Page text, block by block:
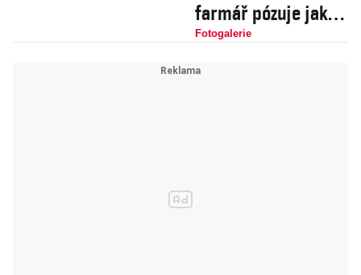
farmář pózuje jako
topmodelka
Fotogalerie